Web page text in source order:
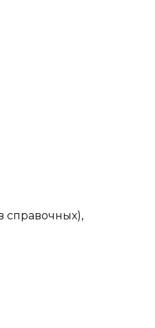
справочных),